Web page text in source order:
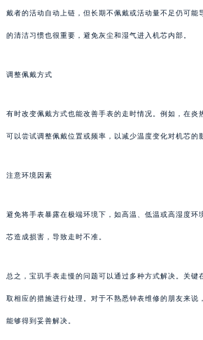
戴者的活动自动上链，但长期不佩戴或活动量不足仍可能
的清洁习惯也很重要，避免灰尘和湿气进入机芯内部。
调整佩戴方式
有时改变佩戴方式也能改善手表的走时情况。例如，在炎
可以尝试调整佩戴位置或频率，以减少温度变化对机芯的
注意环境因素
避免将手表暴露在极端环境下，如高温、低温或高湿度环
芯造成损害，导致走时不准。
总之，宝玑手表走慢的问题可以通过多种方式解决。关键
取相应的措施进行处理。对于不熟悉钟表维修的朋友来说
能够得到妥善解决。